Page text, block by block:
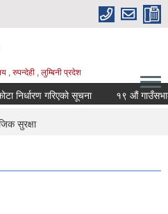
, रुपन्देही , लुम्बिनी प्रदेश
गरिएको सूचना १९ औं गाउँसभाको
सुरक्षा